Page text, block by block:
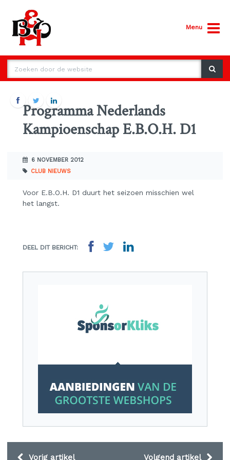
Menu
Programma Nederlands
Kampioenschap E.B.O.H. D1
6 NOVEMBER 2012
CLUB NIEUWS
Voor E.B.O.H. D1 duurt het seizoen misschien wel
het langst.
DEEL DIT BERICHT:
Vorig artikel Volgend artikel